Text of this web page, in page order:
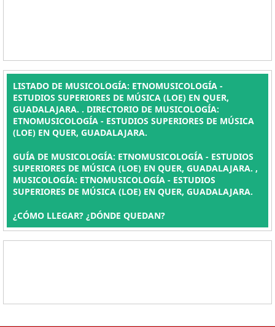
LISTADO DE MUSICOLOGÍA: ETNOMUSICOLOGÍA -
ESTUDIOS SUPERIORES DE MÚSICA (LOE) EN QUER,
GUADALAJARA. . DIRECTORIO DE MUSICOLOGÍA:
ETNOMUSICOLOGÍA - ESTUDIOS SUPERIORES DE MÚSICA
(LOE) EN QUER, GUADALAJARA.
GUÍA DE MUSICOLOGÍA: ETNOMUSICOLOGÍA - ESTUDIOS
SUPERIORES DE MÚSICA (LOE) EN QUER, GUADALAJARA. ,
MUSICOLOGÍA: ETNOMUSICOLOGÍA - ESTUDIOS
SUPERIORES DE MÚSICA (LOE) EN QUER, GUADALAJARA.
¿CÓMO LLEGAR? ¿DÓNDE QUEDAN?